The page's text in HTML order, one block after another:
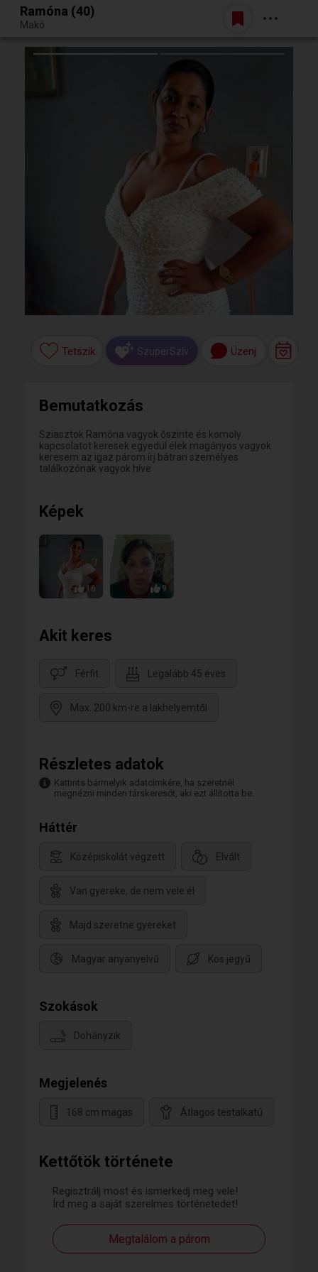
Egy jó randiból bármi lehet.
Belépés
Ramóna (40)
Makó
Kettőtök története
Regisztrálj most és ismerkedj meg vele!
Írd meg a saját szerelmes történetedet!
Megtalálom a párom
Tetszik SzuperSzív Üzenj
Bemutatkozás
Sziasztok Ramóna vagyok őszinte és komoly
kapcsolatot keresek egyedül élek magányos vagyok
keresem az igaz párom írj bátran személyes
találkozónak vagyok híve
Képek
16 9
Akit keres
Férfit Legalább 45 éves
Max. 200 km-re a lakhelyemtől
Részletes adatok
Kattints bármelyik adatcímkére, ha szeretnél
megnézni minden társkeresőt, aki ezt állította be.
Háttér
Középiskolát végzett Elvált
Van gyereke, de nem vele él
Majd szeretne gyereket
Magyar anyanyelvű Kos jegyű
Szokások
Dohányzik
Megjelenés
168 cm magas Átlagos testalkatú